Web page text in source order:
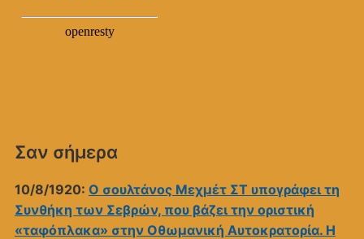
Σαν σήμερα
10/8/1920: Ο σουλτάνος Μεχμέτ ΣΤ υπογράφει τη
Συνθήκη των Σεβρών, που βάζει την οριστική
«ταφόπλακα» στην Οθωμανική Αυτοκρατορία. Η